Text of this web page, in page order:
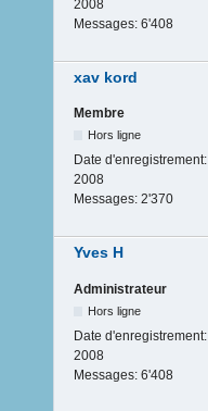
2008
Messages: 6'408
xav kord
Membre
Hors ligne
Date d'enregistrement:
2008
Messages: 2'370
Yves H
Administrateur
Hors ligne
Date d'enregistrement:
2008
Messages: 6'408